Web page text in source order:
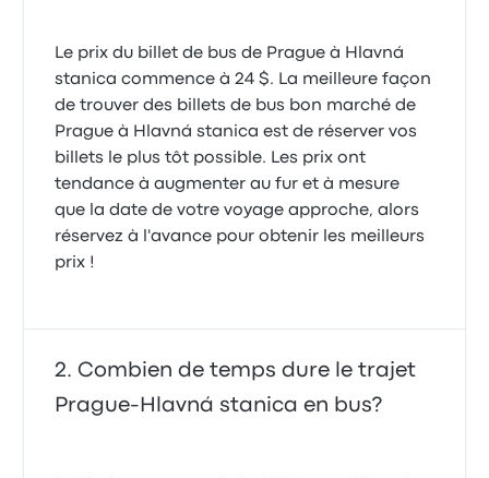
Le prix du billet de bus de Prague à Hlavná
stanica commence à 24 $. La meilleure façon
de trouver des billets de bus bon marché de
Prague à Hlavná stanica est de réserver vos
billets le plus tôt possible. Les prix ont
tendance à augmenter au fur et à mesure
que la date de votre voyage approche, alors
réservez à l'avance pour obtenir les meilleurs
prix !
Combien de temps dure le trajet
Prague-Hlavná stanica en bus?